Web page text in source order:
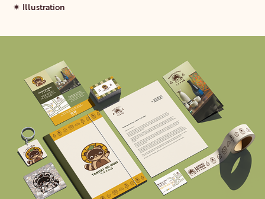
✷ Illustration